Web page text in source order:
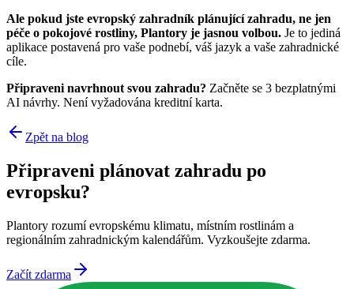
Ale pokud jste evropský zahradník plánující zahradu, ne jen
péče o pokojové rostliny, Plantory je jasnou volbou. Je to jediná
aplikace postavená pro vaše podnebí, váš jazyk a vaše zahradnické
cíle.
Připraveni navrhnout svou zahradu? Začněte se 3 bezplatnými
AI návrhy. Není vyžadována kreditní karta.
Zpět na blog
Připraveni plánovat zahradu po
evropsku?
Plantory rozumí evropskému klimatu, místním rostlinám a
regionálním zahradnickým kalendářům. Vyzkoušejte zdarma.
Začít zdarma